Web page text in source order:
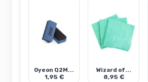
Gyeon Q2M...
1,95 €
Wizard of...
8,95 €